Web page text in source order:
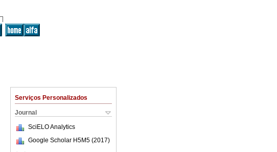
Serviços Personalizados
Journal
SciELO Analytics
Google Scholar H5M5 (2017)